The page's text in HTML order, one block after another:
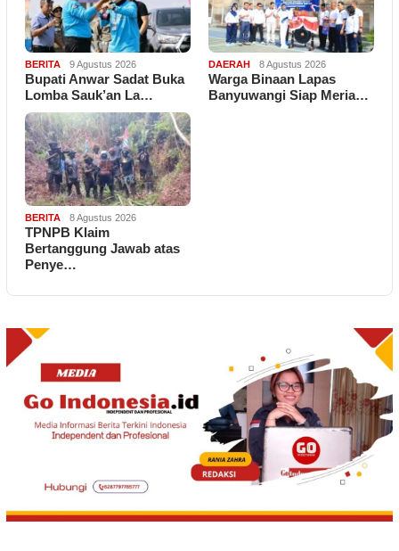
BERITA 9 Agustus 2026
Bupati Anwar Sadat Buka
Lomba Sauk’an La…
DAERAH 8 Agustus 2026
Warga Binaan Lapas
Banyuwangi Siap Meria…
BERITA 8 Agustus 2026
TPNPB Klaim
Bertanggung Jawab atas
Penye…